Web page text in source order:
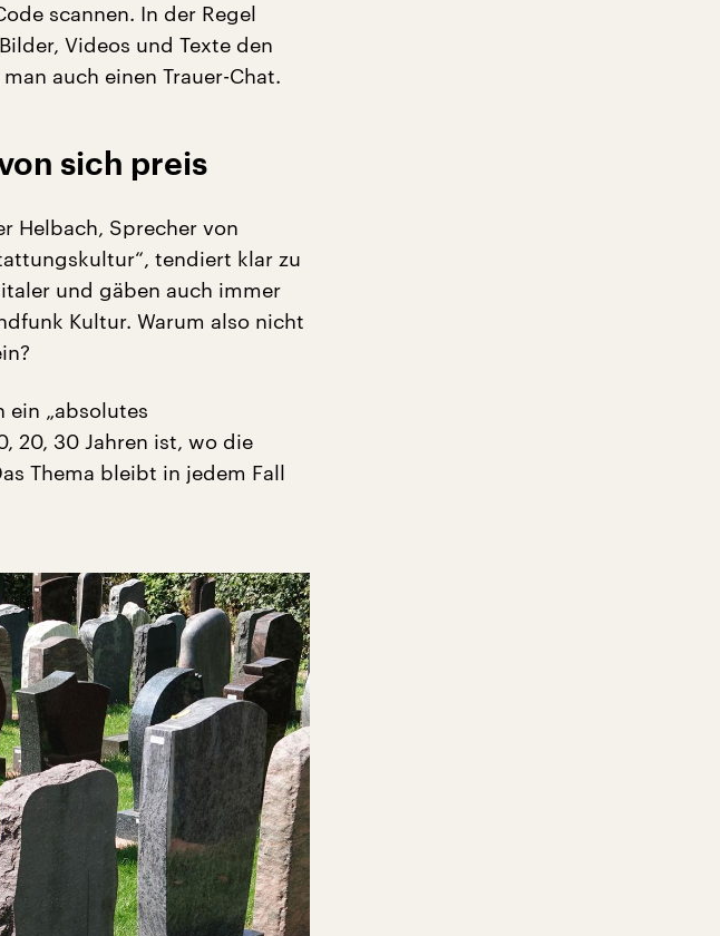
scannen. In der Regel
Videos und Texte den
auch einen Trauer-Chat.
sich preis
Helbach, Sprecher von
tendiert klar zu
und gäben auch immer
Kultur. Warum also nicht
ein „absolutes
20, 30 Jahren ist, wo die
Thema bleibt in jedem Fall